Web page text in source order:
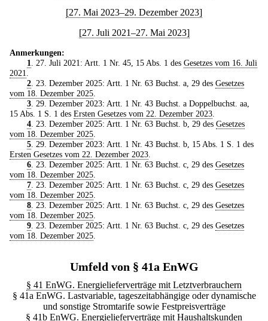
[27. Mai 2023–29. Dezember 2023]
[27. Juli 2021–27. Mai 2023]
Anmerkungen:
1
. 27. Juli 2021: Artt. 1 Nr. 45, 15 Abs. 1 des Gesetzes vom 16. Juli
2021
2. 23. Dezember 2025: Artt. 1 Nr. 63 Buchst. a, 29 des Gesetzes
vom 18. Dezember 2025
3. 29. Dezember 2023: Artt. 1 Nr. 43 Buchst. a Doppelbuchst. aa,
15 Abs. 1 S. 1 des Ersten Gesetzes vom 22. Dezember 2023
4. 23. Dezember 2025: Artt. 1 Nr. 63 Buchst. b, 29 des Gesetzes
vom 18. Dezember 2025
5. 29. Dezember 2023: Artt. 1 Nr. 43 Buchst. b, 15 Abs. 1 S. 1 des
Ersten Gesetzes vom 22. Dezember 2023
6. 23. Dezember 2025: Artt. 1 Nr. 63 Buchst. c, 29 des Gesetzes
vom 18. Dezember 2025
7. 23. Dezember 2025: Artt. 1 Nr. 63 Buchst. c, 29 des Gesetzes
vom 18. Dezember 2025
8. 23. Dezember 2025: Artt. 1 Nr. 63 Buchst. c, 29 des Gesetzes
vom 18. Dezember 2025
9. 23. Dezember 2025: Artt. 1 Nr. 63 Buchst. c, 29 des Gesetzes
vom 18. Dezember 2025
Umfeld von § 41a EnWG
§ 41 EnWG. Energielieferverträge mit Letztverbrauchern
§ 41a EnWG. Lastvariable, tageszeitabhängige oder dynamische
und sonstige Stromtarife sowie Festpreisverträge
§ 41b EnWG. Energielieferverträge mit Haushaltskunden